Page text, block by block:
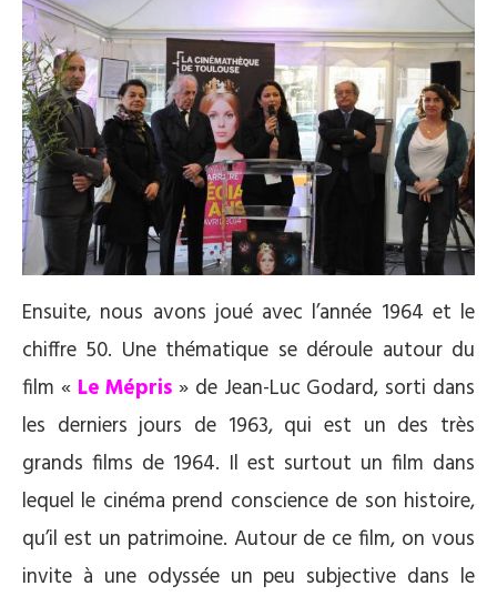
Ensuite, nous avons joué avec l’année 1964 et le
chiffre 50. Une thématique se déroule autour du
film « Le Mépris » de Jean-Luc Godard, sorti dans
les derniers jours de 1963, qui est un des très
grands films de 1964. Il est surtout un film dans
lequel le cinéma prend conscience de son histoire,
qu’il est un patrimoine. Autour de ce film, on vous
invite à une odyssée un peu subjective dans le